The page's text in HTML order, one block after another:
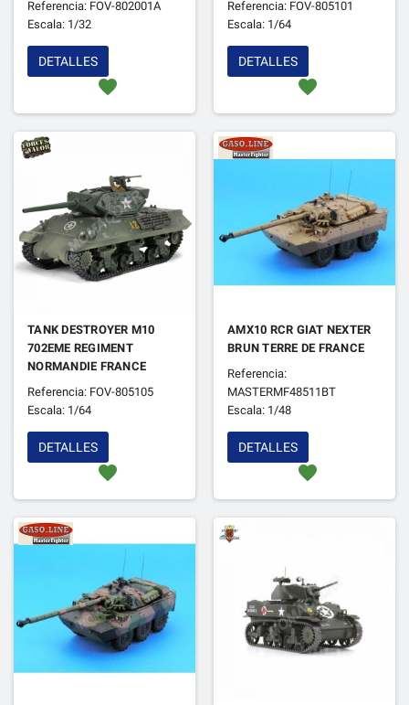
ARYS PROVING GROUND"
1943
Referencia: FOV-802001A
Escala: 1/32
favorite
DETALLES
TANK BN. - 4E DIV. B."
Referencia: FOV-805101
Escala: 1/64
favorite
DETALLES
TANK DESTROYER M10
702EME REGIMENT
NORMANDIE FRANCE
JUILLET 1944
Referencia: FOV-805105
Escala: 1/64
favorite
DETALLES
AMX10 RCR GIAT NEXTER
BRUN TERRE DE FRANCE
Referencia:
MASTERMF48511BT
Escala: 1/48
favorite
DETALLES